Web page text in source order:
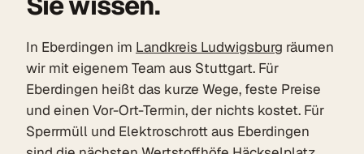
In Eberdingen im Landkreis Ludwigsburg räumen
wir mit eigenem Team aus Stuttgart. Für
Eberdingen heißt das kurze Wege, feste Preise
und einen Vor-Ort-Termin, der nichts kostet. Für
Sperrmüll und Elektroschrott aus Eberdingen